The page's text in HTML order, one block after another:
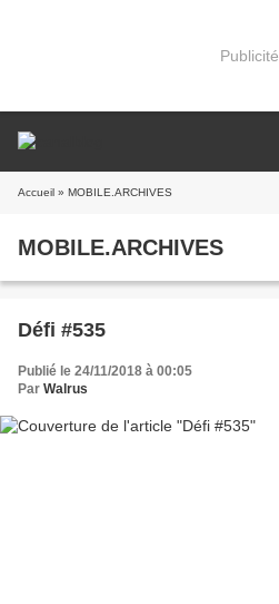
Publicité
Accueil » MOBILE.ARCHIVES
MOBILE.ARCHIVES
Défi #535
Publié le 24/11/2018 à 00:05
Par Walrus